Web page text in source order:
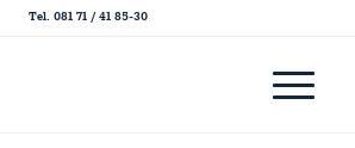
Tel. 081 71 / 41 85-30